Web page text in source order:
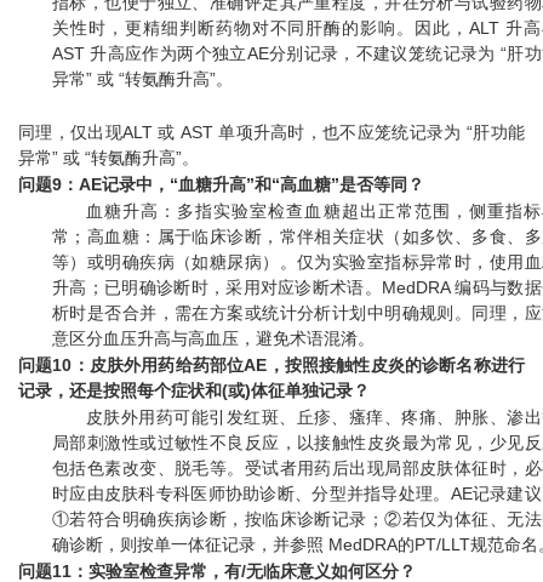
关性时，更精细判断药物对不同肝酶的影响。因此，ALT 升
AST 升高应作为两个独立AE分别记录，不建议笼统记录为 “肝
异常” 或 “转氨酶升高”。
同理，仅出现ALT 或 AST 单项升高时，也不应笼统记录为 “肝功能
异常” 或 “转氨酶升高”。
问题9：AE记录中，“血糖升高”和“高血糖”是否等同？
血糖升高：多指实验室检查血糖超出正常范围，侧重指
常；高血糖：属于临床诊断，常伴相关症状（如多饮、多食、
等）或明确疾病（如糖尿病）。仅为实验室指标异常时，使用
升高；已明确诊断时，采用对应诊断术语。MedDRA 编码与数
析时是否合并，需在方案或统计分析计划中明确规则。同理，
意区分血压升高与高血压，避免术语混淆。
问题10：皮肤外用药给药部位AE，按照接触性皮炎的诊断名称进行
记录，还是按照每个症状和(或)体征单独记录？
皮肤外用药可能引发红斑、丘疹、瘙痒、疼痛、肿胀、渗
局部刺激性或过敏性不良反应，以接触性皮炎最为常见，少见
包括色素改变、脱毛等。受试者用药后出现局部皮肤体征时，
时应由皮肤科专科医师协助诊断、分型并指导处理。AE记录建
①若符合明确疾病诊断，按临床诊断记录；②若仅为体征、无
确诊断，则按单一体征记录，并参照 MedDRA的PT/LLT规范命名
问题11：实验室检查异常，有/无临床意义如何区分？